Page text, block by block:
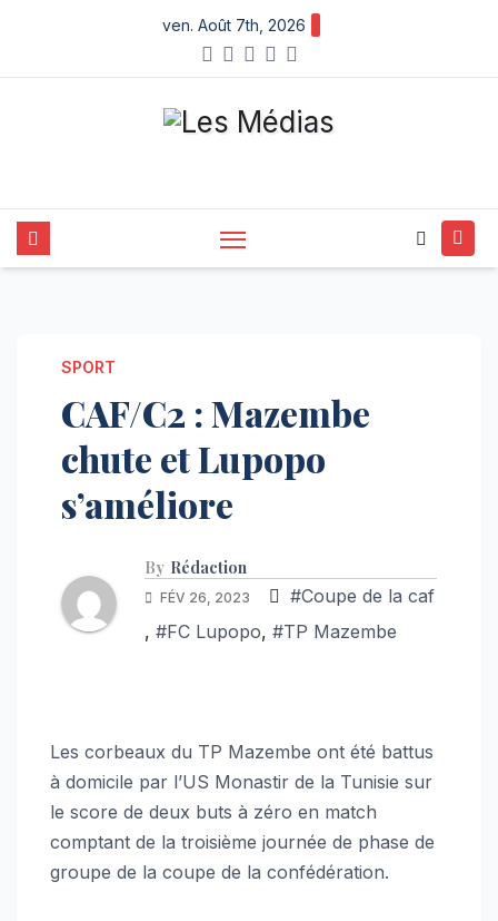
content
ven. Août 7th, 2026
SPORT
CAF/C2 : Mazembe
chute et Lupopo
s’améliore
By Rédaction
FÉV 26, 2023
#Coupe de la caf
, #FC Lupopo, #TP Mazembe
Les corbeaux du TP Mazembe ont été battus
à domicile par l’US Monastir de la Tunisie sur
le score de deux buts à zéro en match
comptant de la troisième journée de phase de
groupe de la coupe de la confédération.